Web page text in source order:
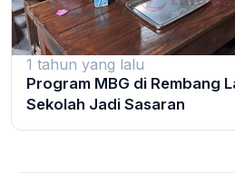
1 tahun yang lalu
Program MBG di Rembang
Sekolah Jadi Sasaran